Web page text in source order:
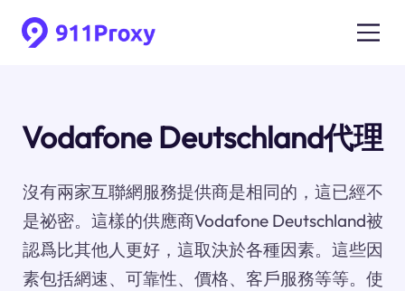
Vodafone Deutschland代理
沒有兩家互聯網服務提供商是相同的，這已經不
是祕密。這樣的供應商Vodafone Deutschland被
認爲比其他人更好，這取決於各種因素。這些因
素包括網速、可靠性、價格、客戶服務等等。使